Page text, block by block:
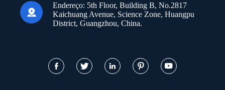

Endereço: 5th Floor, Building B, No.2817
Kaichuang Avenue, Science Zone, Huangpu
District, Guangzhou, China.
    